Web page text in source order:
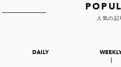
人気の記
DAILY